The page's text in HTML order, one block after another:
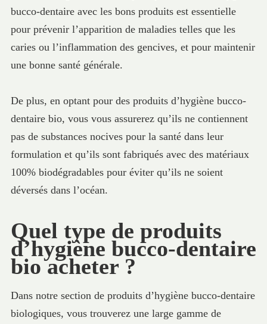
bucco-dentaire avec les bons produits est essentielle
pour prévenir l’apparition de maladies telles que les
caries ou l’inflammation des gencives, et pour maintenir
une bonne santé générale.
De plus, en optant pour des produits d’hygiène bucco-
dentaire bio, vous vous assurerez qu’ils ne contiennent
pas de substances nocives pour la santé dans leur
formulation et qu’ils sont fabriqués avec des matériaux
100% biodégradables pour éviter qu’ils ne soient
déversés dans l’océan.
Quel type de produits
d’hygiène bucco-dentaire
bio acheter ?
Dans notre section de produits d’hygiène bucco-dentaire
biologiques, vous trouverez une large gamme de